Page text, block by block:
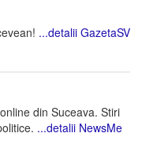
...detalii GazetaSV
din Suceava. Stiri
...detalii NewsMe